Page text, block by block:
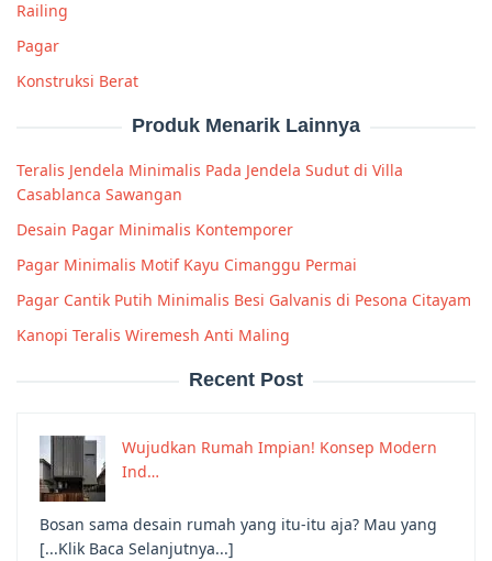
Railing
Pagar
Konstruksi Berat
Produk Menarik Lainnya
Teralis Jendela Minimalis Pada Jendela Sudut di Villa
Casablanca Sawangan
Desain Pagar Minimalis Kontemporer
Pagar Minimalis Motif Kayu Cimanggu Permai
Pagar Cantik Putih Minimalis Besi Galvanis di Pesona Citayam
Kanopi Teralis Wiremesh Anti Maling
Recent Post
Wujudkan Rumah Impian! Konsep Modern
Ind…
Bosan sama desain rumah yang itu-itu aja? Mau yang
[...Klik Baca Selanjutnya...]